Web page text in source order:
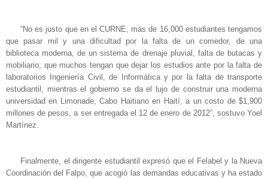
“No es justo que en el CURNE, más de 16,000 estudiantes tengamos
que pasar mil y una dificultad por la falta de un comedor, de una
biblioteca moderna, de un sistema de drenaje pluvial, falta de butacas y
mobiliario; que muchos tengan que dejar los estudios ante por la falta de
laboratorios Ingeniería Civil, de Informática y por la falta de transporte
estudiantil, mientras el gobierno se da el lujo de construir una moderna
universidad en Limonade, Cabo Haitiano en Haití, a un costo de $1,900
millones de pesos, a ser entregada el 12 de enero de 2012”, sostuvo Yoel
Martínez.
Finalmente, el dirigente estudiantil expresó que el Felabel y la Nueva
Coordinación del Falpo, que acogió las demandas educativas y ha estado